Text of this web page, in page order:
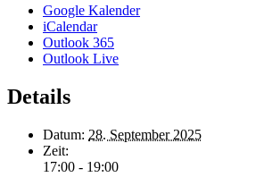
Google Kalender
iCalendar
Outlook 365
Outlook Live
Details
Datum: 28. September 2025
Zeit:
17:00 - 19:00